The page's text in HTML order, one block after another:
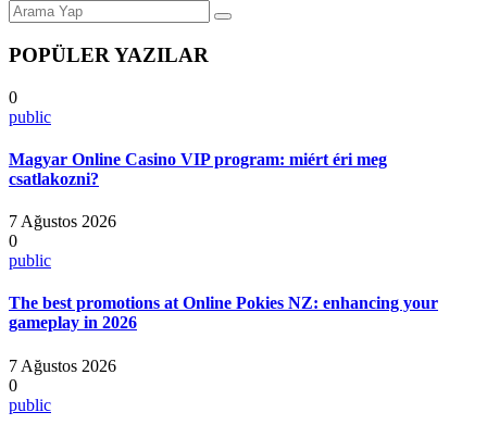
POPÜLER YAZILAR
0
public
Magyar Online Casino VIP program: miért éri meg
csatlakozni?
7 Ağustos 2026
0
public
The best promotions at Online Pokies NZ: enhancing your
gameplay in 2026
7 Ağustos 2026
0
public